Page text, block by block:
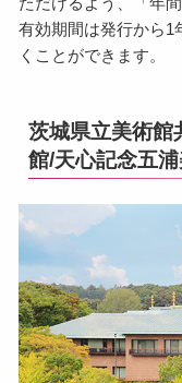
有効期間は発行から1
くことができます。
茨城県立美術館
館/天心記念五